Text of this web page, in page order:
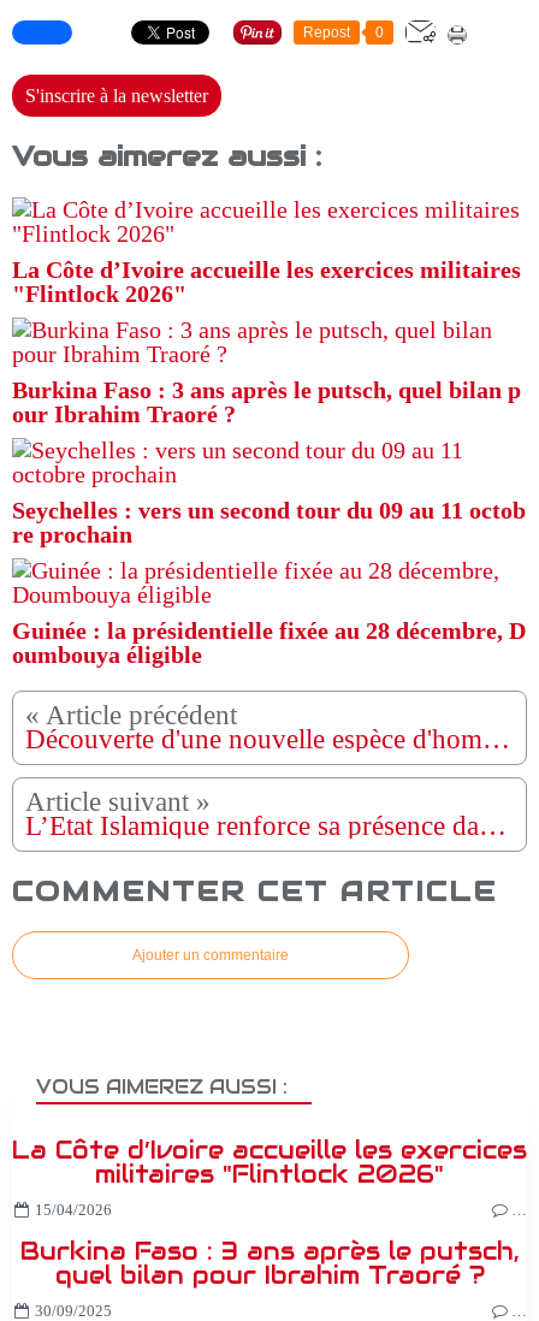
Repost 0
S'inscrire à la newsletter
Vous aimerez aussi :
La Côte d’Ivoire accueille les exercices militaires
"Flintlock 2026"
Burkina Faso : 3 ans après le putsch, quel bilan p
our Ibrahim Traoré ?
Seychelles : vers un second tour du 09 au 11 octob
re prochain
Guinée : la présidentielle fixée au 28 décembre, D
oumbouya éligible
Découverte d'une nouvelle espèce d'homme primitif en Éthiopie
L’État Islamique renforce sa présence dans le nord de la Somalie
COMMENTER CET ARTICLE
Ajouter un commentaire
VOUS AIMEREZ AUSSI :
La Côte d’Ivoire accueille les exercices
militaires "Flintlock 2026"
15/04/2026 …
Burkina Faso : 3 ans après le putsch,
quel bilan pour Ibrahim Traoré ?
30/09/2025 …